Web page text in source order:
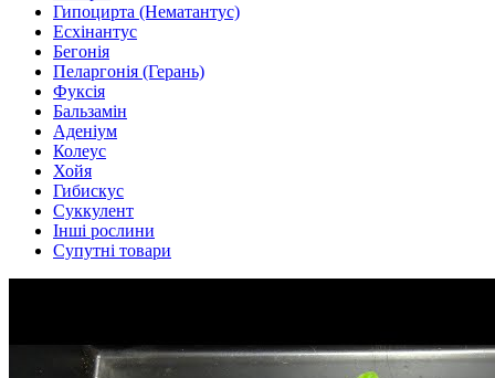
Гипоцирта (Нематантус)
Есхінантус
Бегонія
Пеларгонія (Герань)
Фуксія
Бальзамін
Аденіум
Колеус
Хойя
Гибискус
Суккулент
Інші рослини
Супутні товари